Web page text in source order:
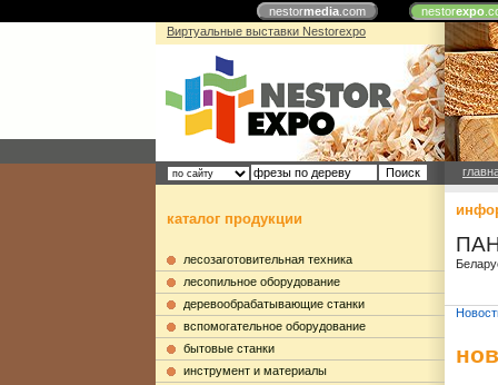
nestormedia.com nestorexpo
Виртуальные выставки Nestorexpo
каталог продукции
лесозаготовительная техника
лесопильное оборудование
деревообрабатывающие станки
вспомогательное оборудование
бытовые станки
инструмент и материалы